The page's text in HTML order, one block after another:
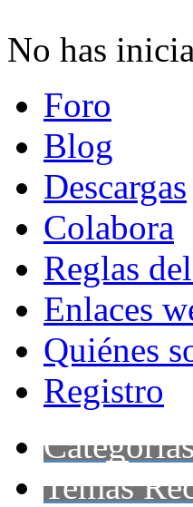
No has
Foro
Blog
Descargas
Colabora
Reglas
Enlaces
Quiénes
Registro
Temas